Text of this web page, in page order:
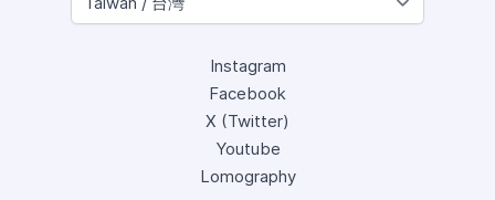
Instagram
Facebook
X (Twitter)
Youtube
Lomography